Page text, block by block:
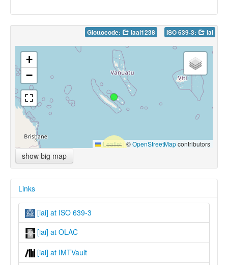
Glottocode: iaai1238 ISO 639-3: iai
+
−
Leaflet |©OpenStreetMapcontributors
show big map
Links
[iai] at ISO 639-3
[iai] at OLAC
[iai] at IMTVault